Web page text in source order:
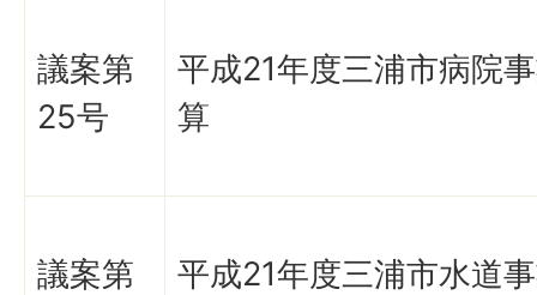
議案第
25号
平成21年度三浦市病院
算
議案第
平成21年度三浦市水道